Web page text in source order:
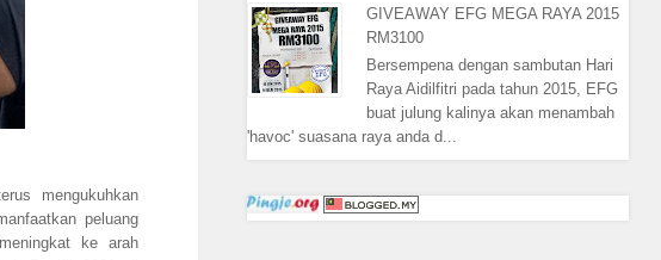
mengukuhkan
peluang
ke arah
GIVEAWAY EFG MEGA RAYA 2015
RM3100
Bersempena dengan sambutan Hari
Raya Aidilfitri pada tahun 2015, EFG
buat julung kalinya akan menambah
'havoc' suasana raya anda d...